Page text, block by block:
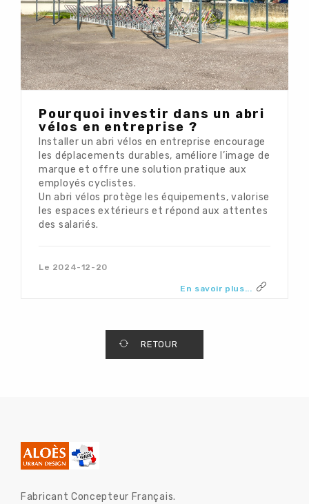
Pourquoi investir dans un abri
vélos en entreprise ?
Installer un abri vélos en entreprise encourage
les déplacements durables, améliore l’image de
marque et offre une solution pratique aux
employés cyclistes.
Un abri vélos protège les équipements, valorise
les espaces extérieurs et répond aux attentes
des salariés.
Le 2024-12-20
En savoir plus...
RETOUR
Fabricant Concepteur Français.